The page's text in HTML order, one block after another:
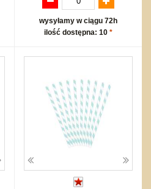
wysyłamy w ciągu 72h
ilość dostępna: 10 *